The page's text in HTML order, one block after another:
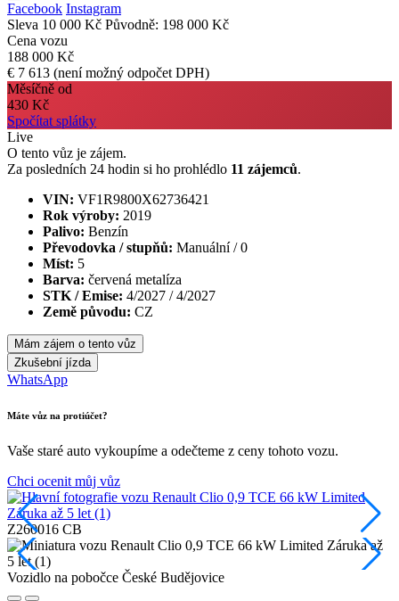
Facebook Instagram
Sleva 10 000 Kč Původně: 198 000 Kč
Cena vozu
188 000 Kč
€ 7 613 (není možný odpočet DPH)
Měsíčně od
430 Kč
Spočítat splátky
Live
O tento vůz je zájem.
Za posledních 24 hodin si ho prohlédlo 11 zájemců.
VIN: VF1R9800X62736421
Rok výroby: 2019
Palivo: Benzín
Převodovka / stupňů: Manuální / 0
Míst: 5
Barva: červená metalíza
STK / Emise: 4/2027 / 4/2027
Země původu: CZ
Mám zájem o tento vůz
Zkušební jízda
WhatsApp
Máte vůz na protiúčet?
Vaše staré auto vykoupíme a odečteme z ceny tohoto vozu.
Chci ocenit můj vůz
Z260016 CB
Vozidlo na pobočce České Budějovice